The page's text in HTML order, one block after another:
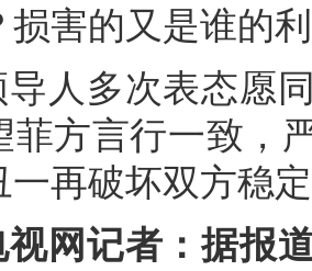
损害的又是谁的
人多次表态愿
菲方言行一致，
一再破坏双方稳
视网记者：据报